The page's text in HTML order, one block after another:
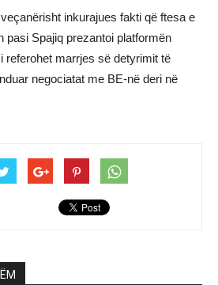
inkurajues fakti që ftesa e
pasi Spajiq prezantoi platformën
referohet marrjes së detyrimit të
negociatat me BE-në deri në